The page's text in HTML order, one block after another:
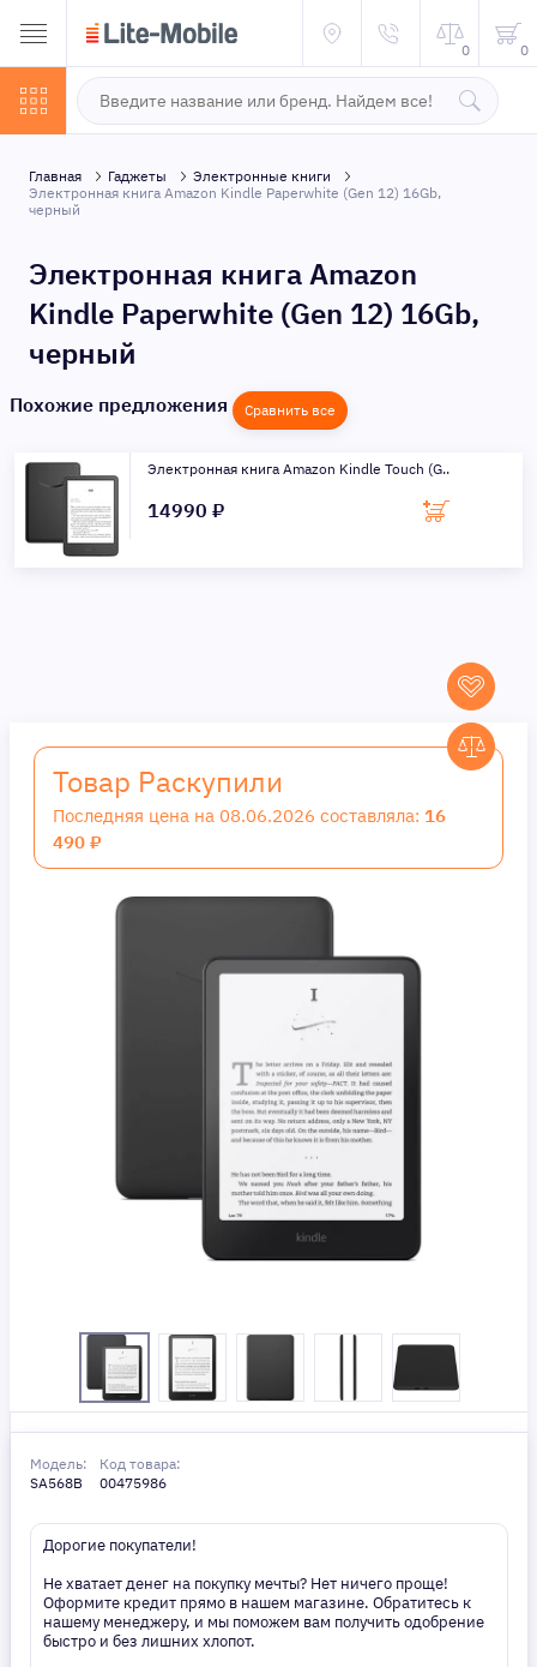
0 0
Главная Гаджеты
Электронные книги
Электронная книга Amazon Kindle Paperwhite (Gen 12) 16Gb,
черный
Электронная книга Amazon
Kindle Paperwhite (Gen 12) 16Gb,
черный
Похожие предложения Сравнить все
Электронная книга Amazon Kindle Touch (G..
14990 ₽
Товар Раскупили
Последняя цена на 08.06.2026 составляла: 16
490 ₽
Модель:
SA568B
Код товара:
00475986
Дорогие покупатели!
Не хватает денег на покупку мечты? Нет ничего проще!
Оформите кредит прямо в нашем магазине. Обратитесь к
нашему менеджеру, и мы поможем вам получить одобрение
быстро и без лишних хлопот.